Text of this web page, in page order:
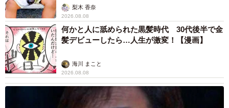
「尊…」
梨木 香奈
2026.08.08
何かと人に舐められた黒髪時代 30代後半で金
髪デビューしたら…人生が激変！【漫画】
海川 まこと
2026.08.08